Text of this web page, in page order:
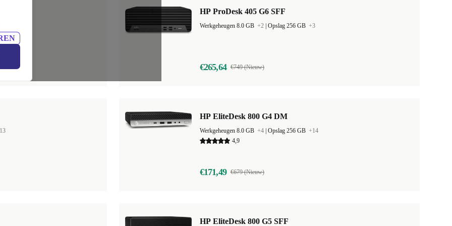
HP ProDesk 405 G6 SFF
Werkgeheugen 8.0 GB +2 Opslag 256 GB +3
€265,64 €749 (Nieuw)
HP EliteDesk 800 G4 DM
Werkgeheugen 8.0 GB +4 Opslag 256 GB +14
4,9
€171,49 €679 (Nieuw)
HP EliteDesk 800 G5 SFF